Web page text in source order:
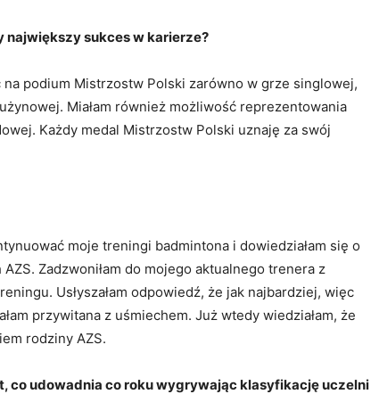
największy sukces w karierze?
na podium Mistrzostw Polski zarówno w grze singlowej,
Miałam również możliwość reprezentowania
Każdy medal Mistrzostw Polski uznaję za swój
moje treningi badmintona i dowiedziałam się o
Zadzwoniłam do mojego aktualnego trenera z
Usłyszałam odpowiedź, że jak najbardziej, więc
przywitana z uśmiechem. Już wtedy wiedziałam, że
rodziny AZS.
co udowadnia co roku wygrywając klasyfikację uczelni